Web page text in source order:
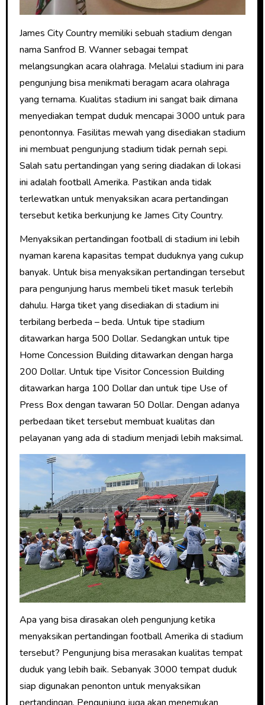
James City Country memiliki sebuah stadium dengan
nama Sanfrod B. Wanner sebagai tempat
melangsungkan acara olahraga. Melalui stadium ini para
pengunjung bisa menikmati beragam acara olahraga
yang ternama. Kualitas stadium ini sangat baik dimana
menyediakan tempat duduk mencapai 3000 untuk para
penontonnya. Fasilitas mewah yang disediakan stadium
ini membuat pengunjung stadium tidak pernah sepi.
Salah satu pertandingan yang sering diadakan di lokasi
ini adalah football Amerika. Pastikan anda tidak
terlewatkan untuk menyaksikan acara pertandingan
tersebut ketika berkunjung ke James City Country.
Menyaksikan pertandingan football di stadium ini lebih
nyaman karena kapasitas tempat duduknya yang cukup
banyak. Untuk bisa menyaksikan pertandingan tersebut
para pengunjung harus membeli tiket masuk terlebih
dahulu. Harga tiket yang disediakan di stadium ini
terbilang berbeda – beda. Untuk tipe stadium
ditawarkan harga 500 Dollar. Sedangkan untuk tipe
Home Concession Building ditawarkan dengan harga
200 Dollar. Untuk tipe Visitor Concession Building
ditawarkan harga 100 Dollar dan untuk tipe Use of
Press Box dengan tawaran 50 Dollar. Dengan adanya
perbedaan tiket tersebut membuat kualitas dan
pelayanan yang ada di stadium menjadi lebih maksimal.
Apa yang bisa dirasakan oleh pengunjung ketika
menyaksikan pertandingan football Amerika di stadium
tersebut? Pengunjung bisa merasakan kualitas tempat
duduk yang lebih baik. Sebanyak 3000 tempat duduk
siap digunakan penonton untuk menyaksikan